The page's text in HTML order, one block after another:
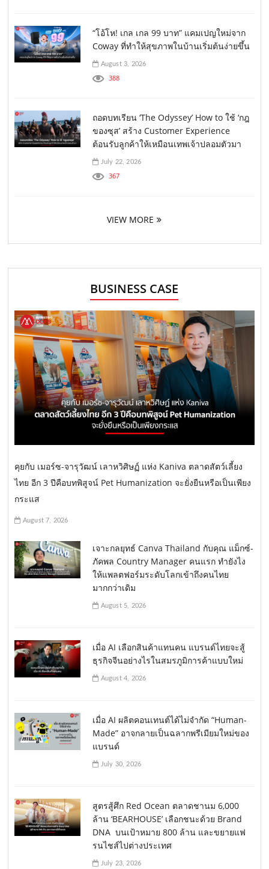
“โอ้โห! เกล เกล 99 บาท” แคมเปญใหม่จาก
Coway ที่ทำให้สุขภาพในบ้านเริ่มต้นง่ายขึ้น
August 3, 2026
388
ถอดบทเรียน ‘The Odyssey’ How to ใช้ ‘กฎ
ของซุส’ สร้าง Customer Experience
ต้อนรับลูกค้าให้เหมือนเทพเจ้าปลอมตัวมา
July 22, 2026
367
VIEW MORE
BUSINESS CASE
คุยกับ เมอร์ซ-จารุวัฒน์ เลาหวิศิษฏ์ แห่ง Kaniva ตลาดสัตว์เลี้ยง
ไทย อีก 3 ปีคือบทพิสูจน์ Pet Humanization จะยั่งยืนหรือเป็นเพียง
กระแส
August 7, 2026
เจาะกลยุทธ์ Canva Thailand กับคุณ แม็กซ์-
ภัคพล Country Manager คนแรก ทำยังไง
ให้แพลตฟอร์มระดับโลกเข้าถึงคนไทย
มากกว่าเดิม
August 5, 2026
เมื่อ AI เลือกสินค้าแทนคน แบรนด์ไทยจะสู้
ธุรกิจจีนอย่างไรในสมรภูมิการค้าแบบใหม่
August 4, 2026
เมื่อ AI ผลิตคอนเทนต์ได้ไม่จำกัด “Human-
Made” อาจกลายเป็นฉลากพรีเมียมใหม่ของ
แบรนด์
July 30, 2026
สูตรสู้ศึก Red Ocean ตลาดชานม 6,000
ล้าน ‘BEARHOUSE’ เลือกชนะด้วย Brand
DNA บนเป้าหมาย 800 ล้าน และขยายแฟ
รนไชส์ไปต่างประเทศ
July 23, 2026